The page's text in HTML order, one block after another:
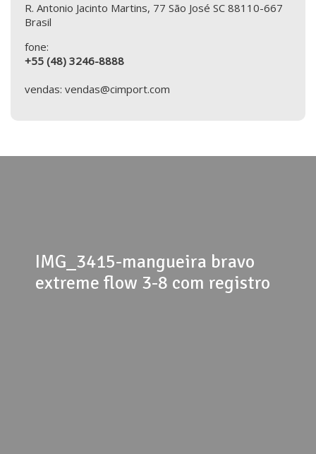
R. Antonio Jacinto Martins, 77 São José SC 88110-667
Brasil
fone:
+55 (48) 3246-8888
vendas: vendas@cimport.com
IMG_3415-mangueira bravo
extreme flow 3-8 com registro